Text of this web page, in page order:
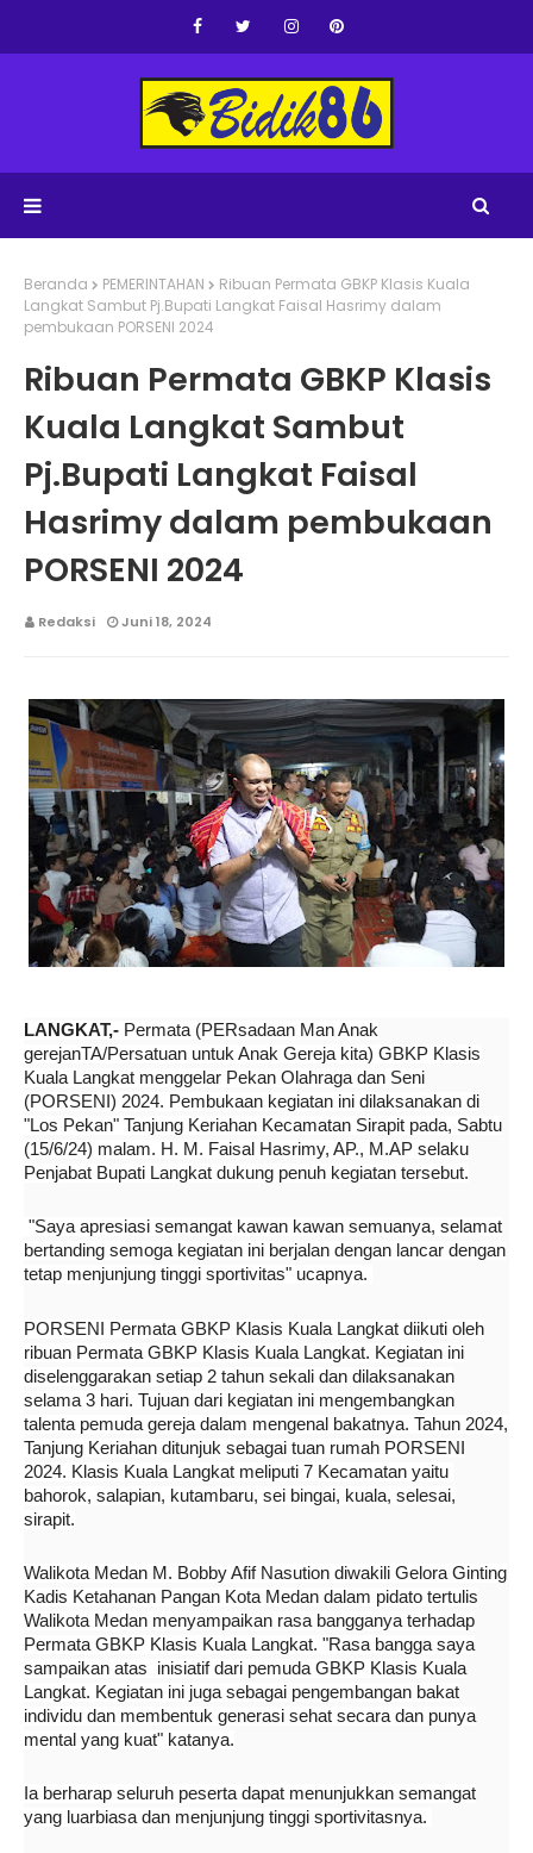
Beranda PEMERINTAHAN
Ribuan Permata GBKP Klasis Kuala
Langkat Sambut Pj.Bupati Langkat Faisal Hasrimy dalam
pembukaan PORSENI 2024
Ribuan Permata GBKP Klasis
Kuala Langkat Sambut
Pj.Bupati Langkat Faisal
Hasrimy dalam pembukaan
PORSENI 2024
Redaksi Juni 18, 2024
LANGKAT,- Permata (PERsadaan Man Anak
gerejanTA/Persatuan untuk Anak Gereja kita) GBKP Klasis
Kuala Langkat menggelar Pekan Olahraga dan Seni
(PORSENI) 2024. Pembukaan kegiatan ini dilaksanakan di
"Los Pekan" Tanjung Keriahan Kecamatan Sirapit pada, Sabtu
(15/6/24) malam. H. M. Faisal Hasrimy, AP., M.AP selaku
Penjabat Bupati Langkat dukung penuh kegiatan tersebut.
"Saya apresiasi semangat kawan kawan semuanya, selamat
bertanding semoga kegiatan ini berjalan dengan lancar dengan
tetap menjunjung tinggi sportivitas" ucapnya.
PORSENI Permata GBKP Klasis Kuala Langkat diikuti oleh
ribuan Permata GBKP Klasis Kuala Langkat. Kegiatan ini
diselenggarakan setiap 2 tahun sekali dan dilaksanakan
selama 3 hari. Tujuan dari kegiatan ini mengembangkan
talenta pemuda gereja dalam mengenal bakatnya. Tahun 2024,
Tanjung Keriahan ditunjuk sebagai tuan rumah PORSENI
2024. Klasis Kuala Langkat meliputi 7 Kecamatan yaitu
bahorok, salapian, kutambaru, sei bingai, kuala, selesai,
sirapit.
Walikota Medan M. Bobby Afif Nasution diwakili Gelora Ginting
Kadis Ketahanan Pangan Kota Medan dalam pidato tertulis
Walikota Medan menyampaikan rasa bangganya terhadap
Permata GBKP Klasis Kuala Langkat. "Rasa bangga saya
sampaikan atas inisiatif dari pemuda GBKP Klasis Kuala
Langkat. Kegiatan ini juga sebagai pengembangan bakat
individu dan membentuk generasi sehat secara dan punya
mental yang kuat" katanya.
Ia berharap seluruh peserta dapat menunjukkan semangat
yang luarbiasa dan menjunjung tinggi sportivitasnya.